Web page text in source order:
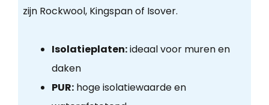
zijn Rockwool, Kingspan of Isover.
Isolatieplaten:ideaal voor muren en
daken
PUR:hoge isolatiewaarde en